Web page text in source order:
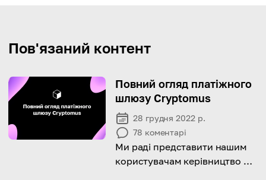
Пов'язаний контент
Повний огляд платіжного
шлюзу Cryptomus
28 грудня 2022 р.
78 коментарі
Ми раді представити нашим
користувачам керівництво по